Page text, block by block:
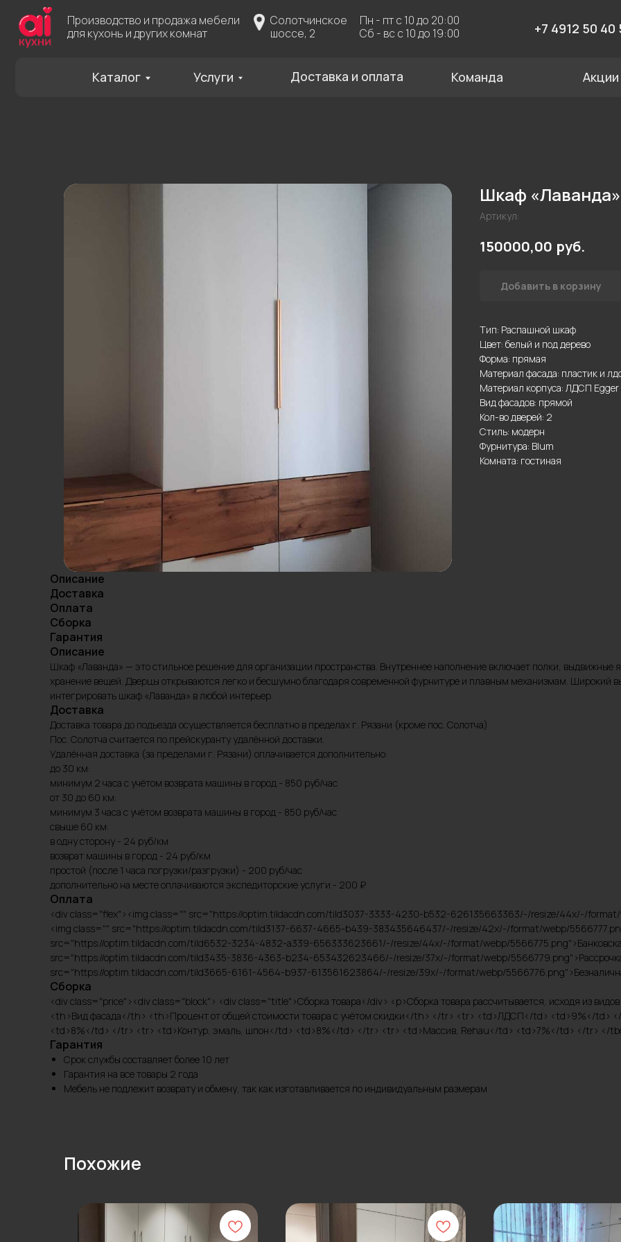
Производство и продажа мебели
для кухонь и других комнат
Солотчинское
шоссе, 2
+7 4912 50 40 50
Пн - пт с 10 до 20:00
Сб - вс с 10 до 19:00
Шкаф «Лаванда»
Артикул:
150000,00 руб.
Добавить в корзину
Тип: Распашной шкаф
Цвет: белый и под дерево
Форма: прямая
Материал фасада: пластик и
Материал корпуса: ЛДСП
Вид фасадов: прямой
Кол-во дверей: 2
Стиль: модерн
Фурнитура: Blum
Комната: гостиная
Описание
Доставка
Оплата
Сборка
Гарантия
Описание
Шкаф «Лаванда» — это стильное решение для организации пространства. Внутреннее наполнение включает полки, выдвижные
хранение вещей. Дверцы открываются легко и бесшумно благодаря современной фурнитуре и плавным механизмам. Широкий
интегрировать шкаф «Лаванда» в любой интерьер.
Доставка
Доставка товара до подъезда осуществляется бесплатно в пределах г. Рязани (кроме пос. Солотча)
Пос. Солотча считается по прейскуранту удалённой доставки.
Удалённая доставка (за пределами г. Рязани) оплачивается дополнительно:
до 30 км:
минимум 2 часа с учётом возврата машины в город - 850 руб/час
от 30 до 60 км:
минимум 3 часа с учётом возврата машины в город - 850 руб/час
свыше 60 км:
в одну сторону - 24 руб/км
возврат машины в город - 24 руб/км
простой (после 1 часа погрузки/разгрузки) - 200 руб/час
дополнительно на месте оплачиваются экспедиторские услуги - 200 ₽
Оплата
<div class="flex"><img class="" src="https://optim.tildacdn.com/tild3037-3333-4230-b532-626135663363/-/resize/44x/-/
<img class="" src="https://optim.tildacdn.com/tild3137-6637-4665-b439-383435646437/-/resize/42x/-/format/webp/
src="https://optim.tildacdn.com/tild6532-3234-4832-a339-656333623661/-/resize/44x/-/format/webp/
src="https://optim.tildacdn.com/tild3435-3836-4363-b234-653432623466/-/resize/37x/-/format/webp/
src="https://optim.tildacdn.com/tild3665-6161-4564-b937-613561623864/-/resize/39x/-/format/webp/
Сборка
<div class="price"><div class="block"> <div class="title">Сборка товара</div> <p>Сборка товара рассчитывается, исходя из
<th>Вид фасада</th> <th>Процент от общей стоимости товара с учётом скидки</th> </tr> <tr> <td>ЛДСП</td> <td>9%</td>
<td>8%</td> </tr> <tr> <td>Контур, эмаль, шпон</td> <td>8%</td> </tr> <tr> <td>Массив, Rehau</td> <td>7%</td> </tr> </
Гарантия
Срок службы составляет более 10 лет
Гарантия на все товары 2 года
Мебель не подлежит возврату и обмену, так как изготавливается по индивидуальным размерам
Похожие